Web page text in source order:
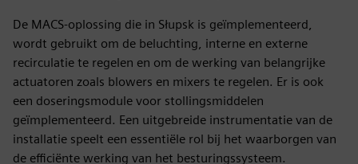
De MACS-oplossing die in Słupsk is geïmplementeerd,
wordt gebruikt om de beluchting, interne en externe
recirculatie te regelen en om de werking van belangrijke
actuatoren zoals blowers en mixers te regelen. Er is ook
een doseringsmodule voor stollingsmiddelen
geïmplementeerd. Een uitgebreide instrumentatie van de
installatie speelt een essentiële rol bij het waarborgen van
de efficiënte werking van het besturingssysteem.